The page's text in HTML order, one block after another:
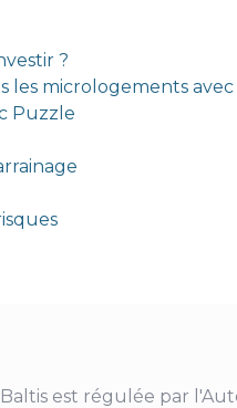
?
les micrologements
Puzzle
Baltis est régulée par